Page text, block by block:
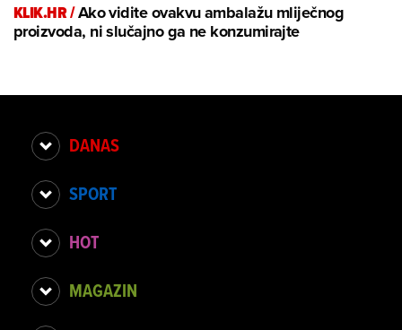
KLIK.HR /Ako vidite ovakvu ambalažu mliječnog
proizvoda, ni slučajno ga ne konzumirajte
DANAS
SPORT
HOT
MAGAZIN